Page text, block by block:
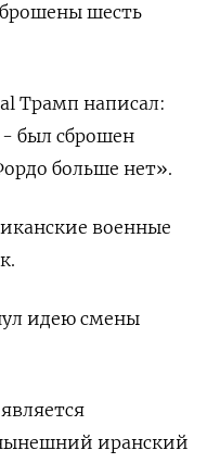
шесть
Трамп написал:
был сброшен
больше нет».
военные
идею смены
иранский